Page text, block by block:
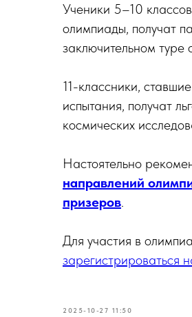
Ученики 5–10
олимпиады, получат
заключительном туре
11-классники,
испытания, получат
космических
Настоятельно
направлений
призеров.
Для участия в
зарегистрироваться
2025-10-27 11:50